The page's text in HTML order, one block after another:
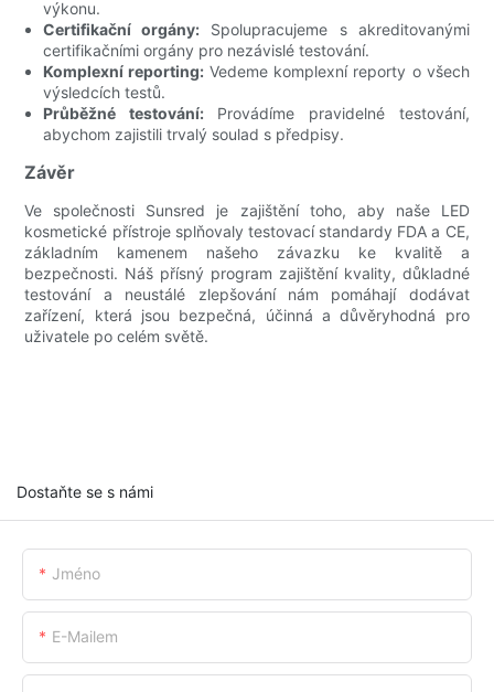
výkonu.
Certifikační orgány: Spolupracujeme s akreditovanými
certifikačními orgány pro nezávislé testování.
Komplexní reporting: Vedeme komplexní reporty o všech
výsledcích testů.
Průběžné testování:Provádíme pravidelné testování,
abychom zajistili trvalý soulad s předpisy.
Závěr
Ve společnosti Sunsred je zajištění toho, aby naše LED
kosmetické přístroje splňovaly testovací standardy FDA a CE,
základním kamenem našeho závazku ke kvalitě a
bezpečnosti. Náš přísný program zajištění kvality, důkladné
testování a neustálé zlepšování nám pomáhají dodávat
zařízení, která jsou bezpečná, účinná a důvěryhodná pro
uživatele po celém světě.
Dostaňte se s námi
Jméno
E-Mailem